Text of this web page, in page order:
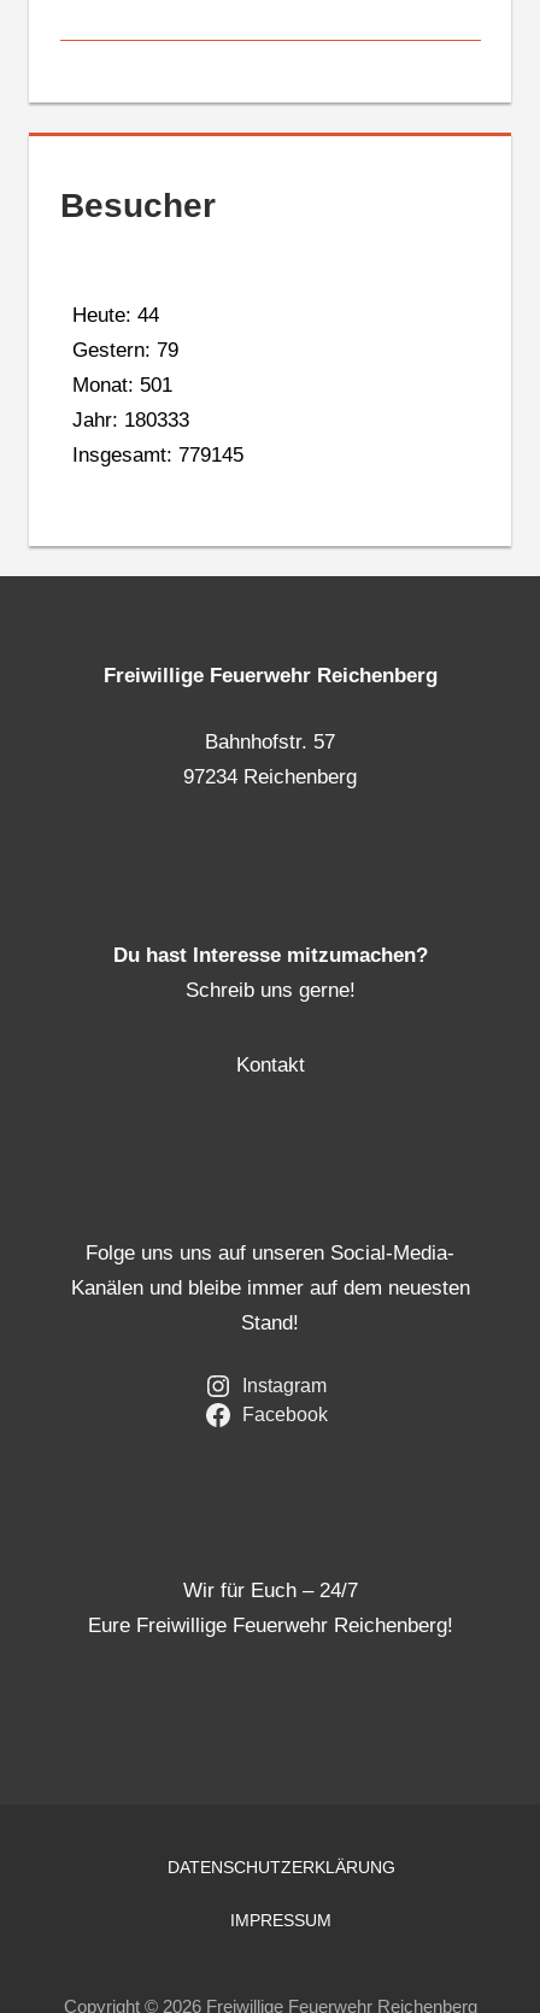
Besucher
Heute: 44
Gestern: 79
Monat: 501
Jahr: 180333
Insgesamt: 779145
Freiwillige Feuerwehr Reichenberg
Bahnhofstr. 57
97234 Reichenberg
Du hast Interesse mitzumachen?
Schreib uns gerne!
Kontakt
Folge uns uns auf unseren Social-Media-
Kanälen und bleibe immer auf dem neuesten
Stand!
Instagram
Facebook
Wir für Euch – 24/7
Eure Freiwillige Feuerwehr Reichenberg!
DATENSCHUTZERKLÄRUNG
IMPRESSUM
Copyright © 2026 Freiwillige Feuerwehr Reichenberg